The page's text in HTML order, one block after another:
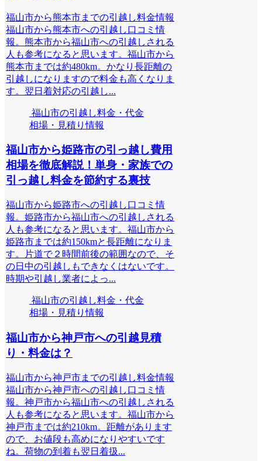
福山市から熊本市までの引越し料金情報
福山市から熊本市への引越し口コミ情
報。熊本市から福山市への引越しされる
人も参考になると思います。福山市から
熊本市までは約480km。かなり長距離の
引越しになりますので料金も高くなりま
す。翌日着対応の引越し...
福山市の引越し料金・代金
相場・見積り情報
福山市から姫路市の引っ越し費用
相場を徹底解説！単身・家族での
引っ越し料金を節約する裏技
福山市から姫路市への引越し口コミ情
報。姫路市から福山市への引越しされる
人も参考になると思います。福山市から
姫路市までは約150kmと長距離になりま
す。片道で２時間前後の範囲なので、そ
の日中の引越しもできなくはないです。
時期や引越し業者によっ...
福山市の引越し料金・代金
相場・見積り情報
福山市から神戸市への引越見積
り・料金は？
福山市から神戸市までの引越し料金情報
福山市から神戸市への引越し口コミ情
報。神戸市から福山市への引越しされる
人も参考になると思います。福山市から
神戸市までは約210km。距離があります
ので、お値段も高めになりやすいです
ね。荷物の到着も翌日着扱...